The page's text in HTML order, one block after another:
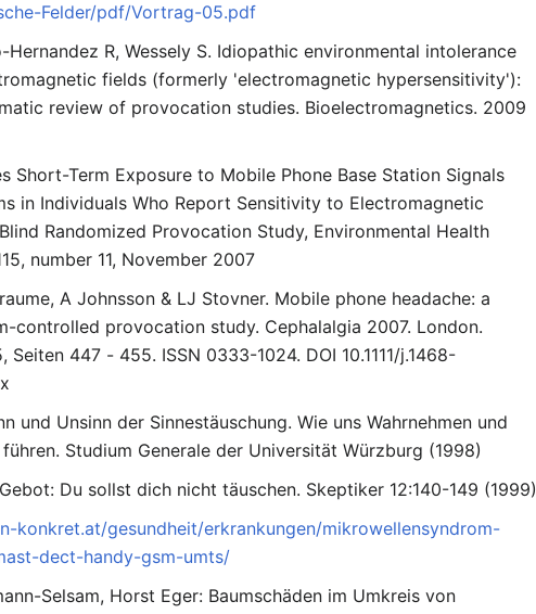
Felder/pdf/Vortrag-05.pdf
Hernandez R, Wessely S. Idiopathic environmental intolerance
fields (formerly 'electromagnetic hypersensitivity'):
review of provocation studies. Bioelectromagnetics. 2009
Short-Term Exposure to Mobile Phone Base Station Signals
in Individuals Who Report Sensitivity to Electromagnetic
Randomized Provocation Study, Environmental Health
number 11, November 2007
A Johnsson & LJ Stovner. Mobile phone headache: a
controlled provocation study. Cephalalgia 2007. London.
Seiten 447 - 455. ISSN 0333-1024. DOI 10.1111/j.1468-
und Unsinn der Sinnestäuschung. Wie uns Wahrnehmen und
Studium Generale der Universität Würzburg (1998)
Gebot: Du sollst dich nicht täuschen. Skeptiker 12:140-149 (1999)
konkret.at/gesundheit/erkrankungen/mikrowellensyndrom-
dect-handy-gsm-umts/
Selsam, Horst Eger: Baumschäden im Umkreis von